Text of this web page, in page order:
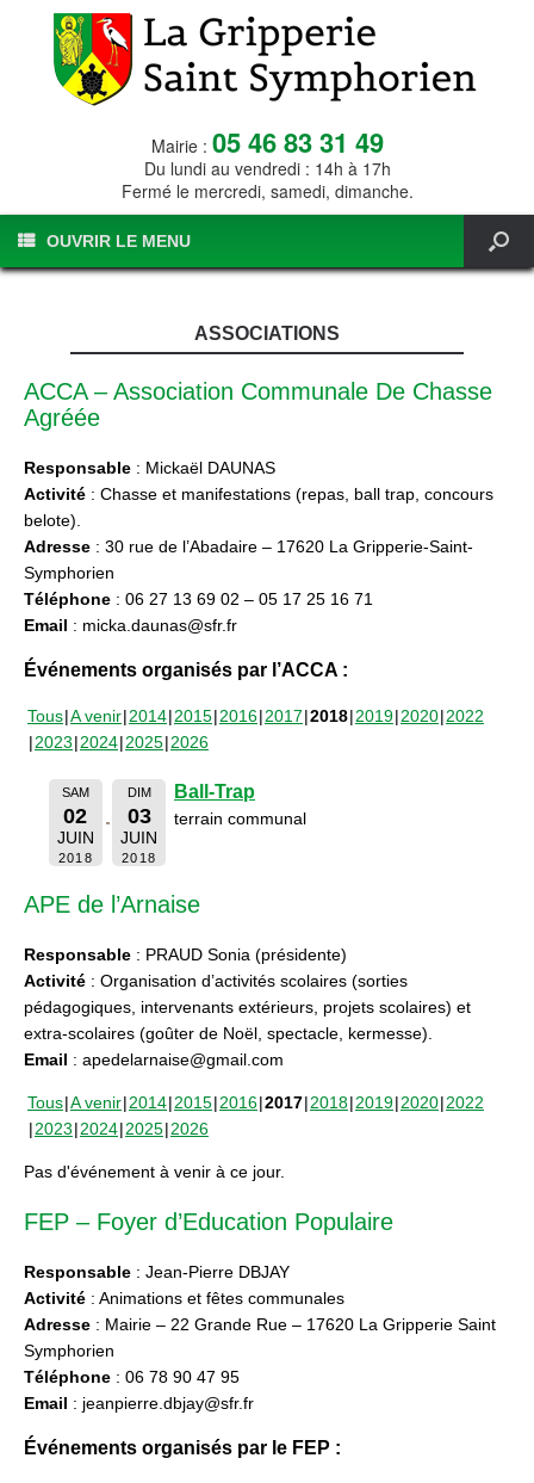
Mairie : 05 46 83 31 49
Du lundi au vendredi : 14h à 17h
Fermé le mercredi, samedi, dimanche.
OUVRIR LE MENU
ASSOCIATIONS
ACCA – Association Communale De Chasse
Agréée
Responsable : Mickaël DAUNAS
Activité : Chasse et manifestations (repas, ball trap, concours
belote).
Adresse : 30 rue de l’Abadaire – 17620 La Gripperie-Saint-
Symphorien
Téléphone : 06 27 13 69 02 – 05 17 25 16 71
Email : micka.daunas@sfr.fr
Événements organisés par l’ACCA :
Tous A venir 2014 2015 2016 2017 2018 2019 2020 2022
2023 2024 2025 2026
SAM
02
JUIN
2018
DIM
03
JUIN
2018
Ball-Trap
terrain communal
APE de l’Arnaise
Responsable : PRAUD Sonia (présidente)
Activité : Organisation d’activités scolaires (sorties
pédagogiques, intervenants extérieurs, projets scolaires) et
extra-scolaires (goûter de Noël, spectacle, kermesse).
Email : apedelarnaise@gmail.com
Tous A venir 2014 2015 2016 2017 2018 2019 2020 2022
2023 2024 2025 2026
Pas d'événement à venir à ce jour.
FEP – Foyer d’Education Populaire
Responsable : Jean-Pierre DBJAY
Activité : Animations et fêtes communales
Adresse : Mairie – 22 Grande Rue – 17620 La Gripperie Saint
Symphorien
Téléphone : 06 78 90 47 95
Email : jeanpierre.dbjay@sfr.fr
Événements organisés par le FEP :